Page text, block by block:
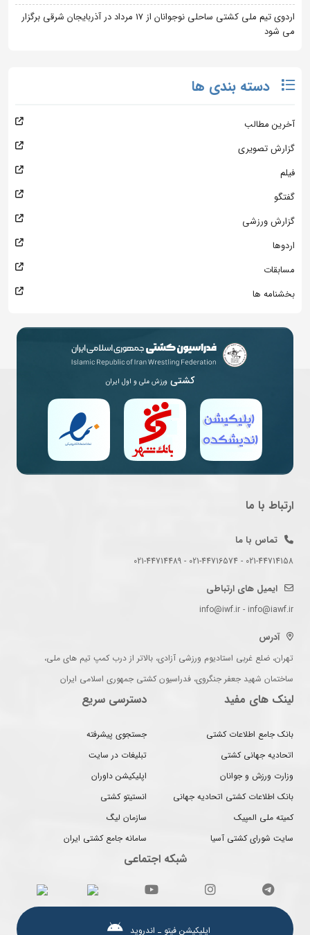
اردوی تیم ملی کشتی ساحلی نوجوانان از 17 مرداد در آذربایجان شرقی برگزار
می شود
دسته بندی ها
آخرین مطالب
گزارش تصویری
فیلم
گفتگو
گزارش ورزشی
اردوها
مسابقات
بخشنامه ها
کشتی ورزش ملی و اول ایران
ارتباط با ما
تماس با ما
021-44714158 - 021-44716574 - 021-44714489
ایمیل های ارتباطی
info@iwf.ir - info@iawf.ir
آدرس
تهران، ضلع غربی استادیوم ورزشی آزادی، بالاتر از درب کمپ تیم های ملی،
ساختمان شهید جعفر جنگروی، فدراسیون کشتی جمهوری اسلامی ایران
لینک های مفید
بانک جامع اطلاعات کشتی
اتحادیه جهانی کشتی
وزارت ورزش و جوانان
بانک اطلاعات کشتی اتحادیه جهانی
کمیته ملی المپیک
سایت شورای کشتی آسیا
دسترسی سریع
جستجوی پیشرفته
تبلیغات در سایت
اپلیکیشن داوران
انستیتو کشتی
سازمان لیگ
سامانه جامع کشتی ایران
شبکه اجتماعی
اپلیکیشن فیتو ـ اندروید